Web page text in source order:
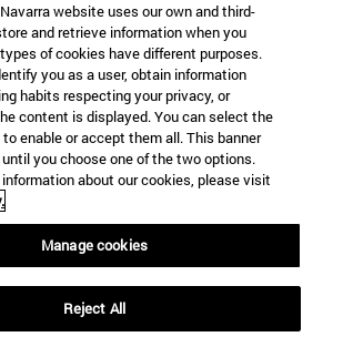
website uses our own and third-
and retrieve information when you
of cookies have different purposes.
you as a user, obtain information
habits respecting your privacy, or
content is displayed. You can select the
enable or accept them all. This banner
you choose one of the two options.
about our cookies, please visit
Manage cookies
Reject All